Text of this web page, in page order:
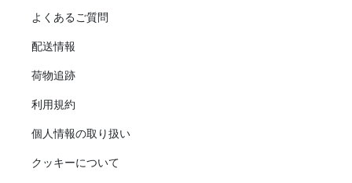
よくあるご質問
配送情報
荷物追跡
利用規約
個人情報の取り扱い
クッキーについて